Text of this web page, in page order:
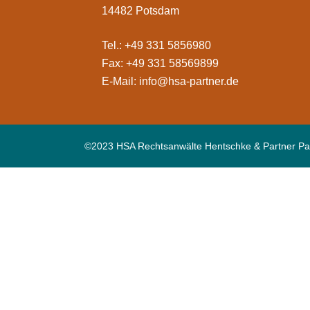
14482 Potsdam
Tel.: +49 331 5856980
Fax: +49 331 58569899
E-Mail: info@hsa-partner.de
©2023 HSA Rechtsanwälte Hentschke & Partner